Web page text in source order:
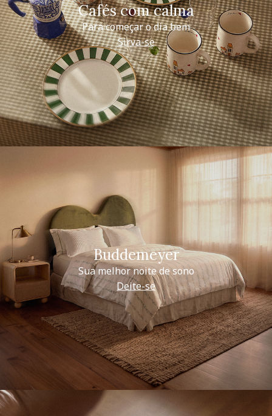
Cafés com calma
Para começar o dia bem
Sirva-se
Buddemeyer
Sua melhor noite de sono
Deite-se